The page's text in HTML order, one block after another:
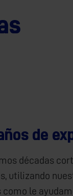
de
décadas
utilizando
como le